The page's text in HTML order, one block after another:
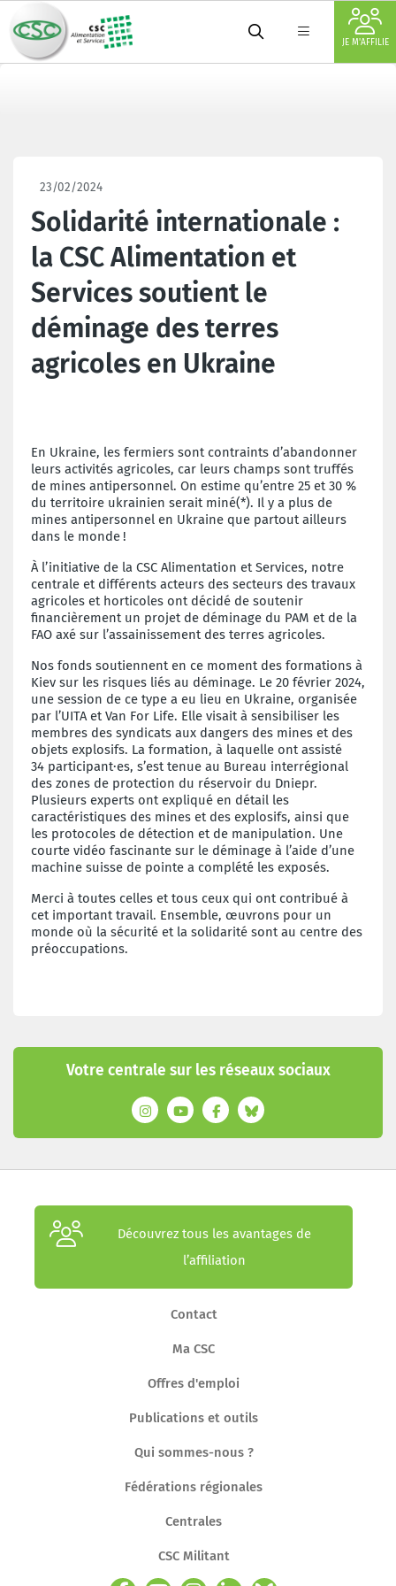
JE M'AFFILIE
23/02/2024
Solidarité internationale :
la CSC Alimentation et
Services soutient le
déminage des terres
agricoles en Ukraine
En Ukraine, les fermiers sont contraints d’abandonner
leurs activités agricoles, car leurs champs sont truffés
de mines antipersonnel. On estime qu’entre 25 et 30 %
du territoire ukrainien serait miné(*). Il y a plus de
mines antipersonnel en Ukraine que partout ailleurs
dans le monde !
À l’initiative de la CSC Alimentation et Services, notre
centrale et différents acteurs des secteurs des travaux
agricoles et horticoles ont décidé de soutenir
financièrement un projet de déminage du PAM et de la
FAO axé sur l’assainissement des terres agricoles.
Nos fonds soutiennent en ce moment des formations à
Kiev sur les risques liés au déminage. Le 20 février 2024,
une session de ce type a eu lieu en Ukraine, organisée
par l’UITA et Van For Life. Elle visait à sensibiliser les
membres des syndicats aux dangers des mines et des
objets explosifs. La formation, à laquelle ont assisté
34 participant·es, s’est tenue au Bureau interrégional
des zones de protection du réservoir du Dniepr.
Plusieurs experts ont expliqué en détail les
caractéristiques des mines et des explosifs, ainsi que
les protocoles de détection et de manipulation. Une
courte vidéo fascinante sur le déminage à l’aide d’une
machine suisse de pointe a complété les exposés.
Merci à toutes celles et tous ceux qui ont contribué à
cet important travail. Ensemble, œuvrons pour un
monde où la sécurité et la solidarité sont au centre des
préoccupations.
Votre centrale sur les réseaux sociaux
Découvrez tous les avantages de
l’affiliation
Contact
Ma CSC
Offres d'emploi
Publications et outils
Qui sommes-nous ?
Fédérations régionales
Centrales
CSC Militant